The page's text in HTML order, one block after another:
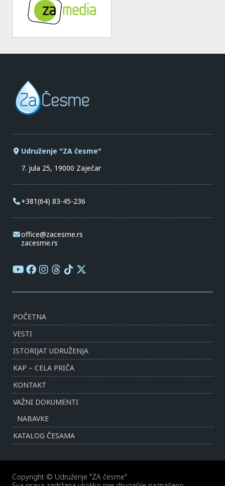
Udruženje "ZA česme"
7. jula 25, 19000 Zaječar
+381(64) 83-45-236
office@zacesme.rs
zacesme.rs
POČETNA
VESTI
ISTORIJAT UDRUŽENJA
KAP – CELA PRIČA
KONTAKT
VAŽNI DOKUMENTI
NABAVKE
KATALOG ČESAMA
Copyright © Udruženje "ZA česme".